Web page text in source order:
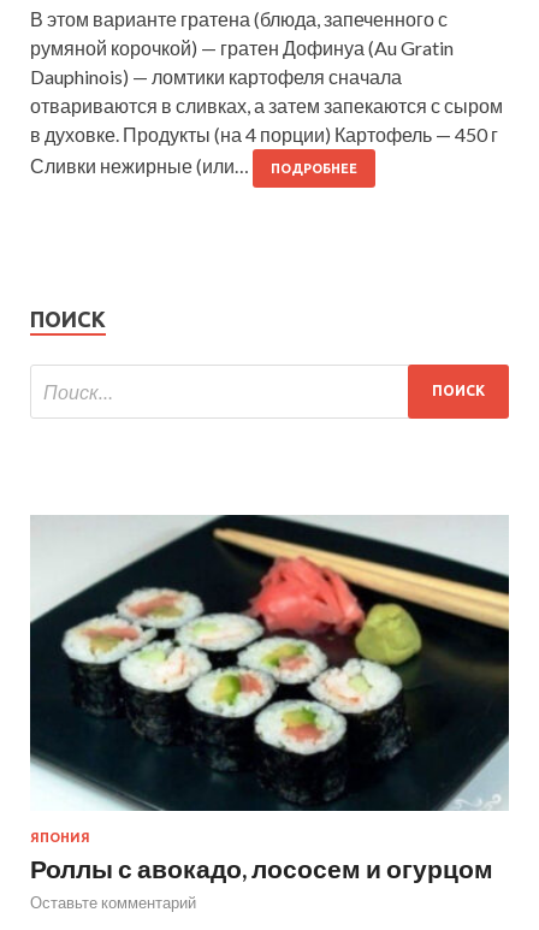
В этом варианте гратена (блюда, запеченного с
румяной корочкой) — гратен Дофинуа (Au Gratin
Dauphinois) — ломтики картофеля сначала
отвариваются в сливках, а затем запекаются с сыром
в духовке. Продукты (на 4 порции) Картофель — 450 г
Сливки нежирные (или…
ПОДРОБНЕЕ
ПОИСК
ЯПОНИЯ
Роллы с авокадо, лососем и огурцом
Оставьте комментарий